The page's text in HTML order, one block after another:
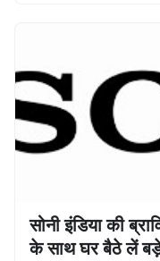
सोनी इंडिया की
के साथ घर बैठे लें